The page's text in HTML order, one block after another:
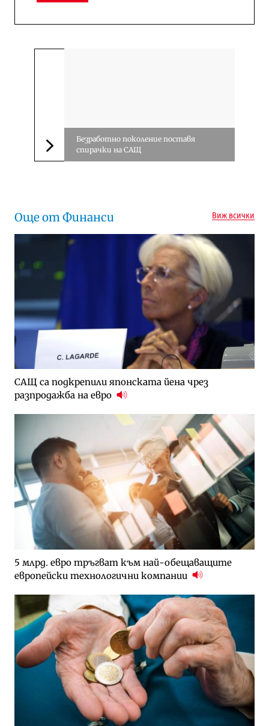
Следваща новина
Безработно поколение поставя
спирачки на САЩ
Още от Финанси Виж всички
САЩ са подкрепили японската йена чрез
разпродажба на евро
5 млрд. евро тръгват към най-обещаващите
европейски технологични компании